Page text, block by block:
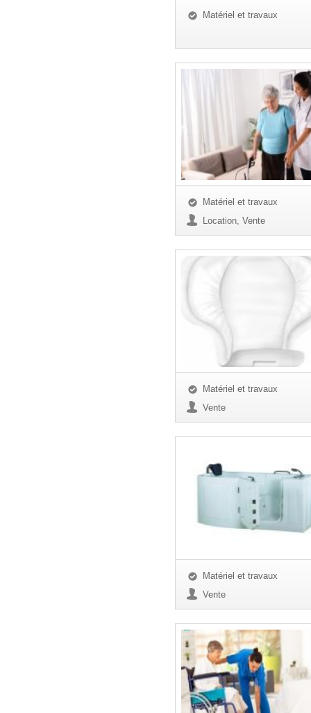
Matériel et travaux
Matériel et travaux
Location, Vente
Matériel et travaux
Vente
Matériel et travaux
Vente